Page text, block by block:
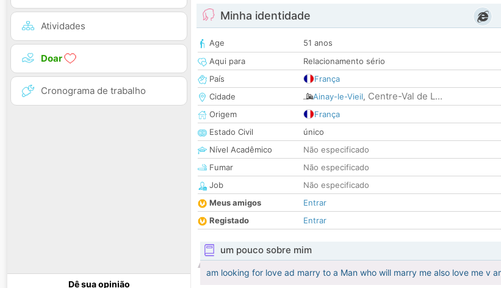
Atividades
Doar
Cronograma de trabalho
Dê sua opinião
Minha identidade
Age
51 anos
Aqui para
Relacionamento sério
País
França
Cidade
Ainay-le-Vieil, Centre-Val de L...
Origem
França
Estado Civil
único
Nível Acadêmico
Não especificado
Fumar
Não especificado
Job
Não especificado
Meus amigos
Entrar
Registado
Entrar
um pouco sobre mim
am looking for love ad marry to a Man who will marry me also love me v